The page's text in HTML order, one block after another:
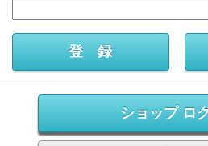
ショップ ロ